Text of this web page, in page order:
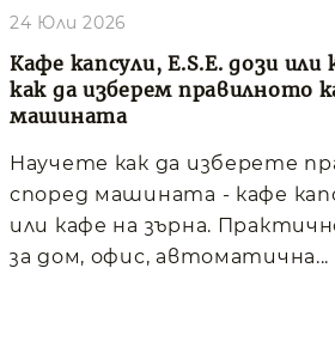
Кафе капсули, E.S.E. дози или
как да изберем правилното
машината
24 Юли 2026
Научете как да изберете
според машината - кафе
или кафе на зърна.
за дом, офис, автоматична...